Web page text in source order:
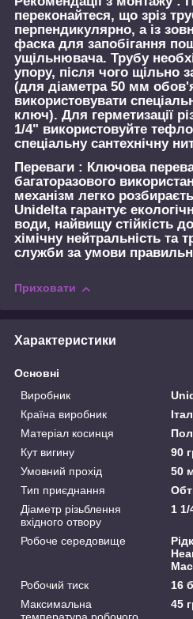
переконайтеся, що зріз
перпендикулярно, а із
фаска для запобігання
ущільнювача. Трубу
упору, після чого щільно
(для діаметра 50 мм
використовувати
ключ). Для герметизації
1/4" використовуйте
спеціальну сантехнічну
Переваги : Ключова
багаторазового
механізм легко
Unidelta гарантує
води, найвищу стійкість
хімічну нейтральність та
служби за умови
Приховати
Характеристики
Основні
Виробник
Країна виробник
Матеріал косинця
Кут вигину
90
Умовний прохід
50
Тип приєднання
Діаметр різьблення
вхідного отвору
1
Робоче середовище
Робочий тиск
16
Максимальна
температура робочого
45